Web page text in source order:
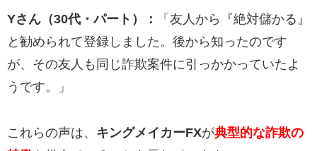
Yさん（30代・パート）：
「友人から『絶対儲かる』
と勧められて登録しました。後から知ったのです
が、その友人も同じ詐欺案件に引っかかっていたよ
うです。」
これらの声は、 キングメイカーFXが典型的な詐欺の